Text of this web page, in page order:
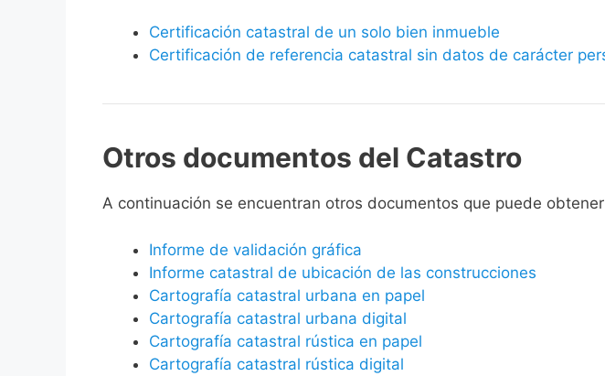
Certificación catastral de un solo bien inmueble
Certificación de referencia catastral sin datos de carácter
Otros documentos del Catastro
A continuación se encuentran otros documentos que puede
Informe de validación gráfica
Informe catastral de ubicación de las construcciones
Cartografía catastral urbana en papel
Cartografía catastral urbana digital
Cartografía catastral rústica en papel
Cartografía catastral rústica digital